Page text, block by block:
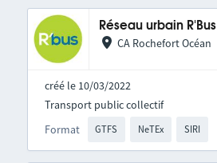
Réseau urbain R'Bus
CA Rochefort Océan
créé le 10/03/2022
Format GTFS NeTEx SIRI
Transport public collectif